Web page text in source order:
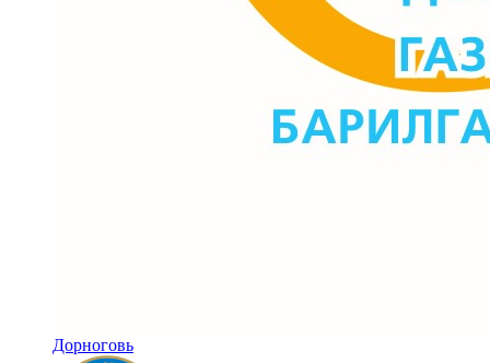
Дорноговь